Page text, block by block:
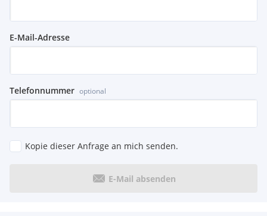
E-Mail-Adresse
Telefonnummer optional
Kopie dieser Anfrage an mich senden.
E-Mail absenden